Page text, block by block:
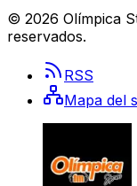
© 2026 Olímpica
reservados.
RSS
Mapa del